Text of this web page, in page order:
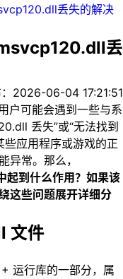
丢失的解决
丢
2026-06-04 17:21:51
户可能会遇到一些与系
丢失”或“无法找到
应用程序或游戏的正
异常。那么，
到什么作用？如果该
这些问题展开详细分
文件
运行库的一部分，属